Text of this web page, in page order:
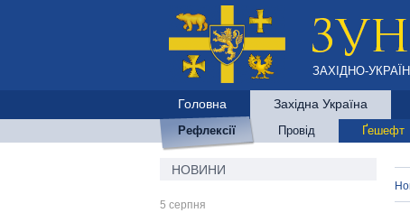
ЗАХІДНО-
Головна Західна Україна
Рефлексії Провід Ґешефт
НОВИНИ
5 серпня